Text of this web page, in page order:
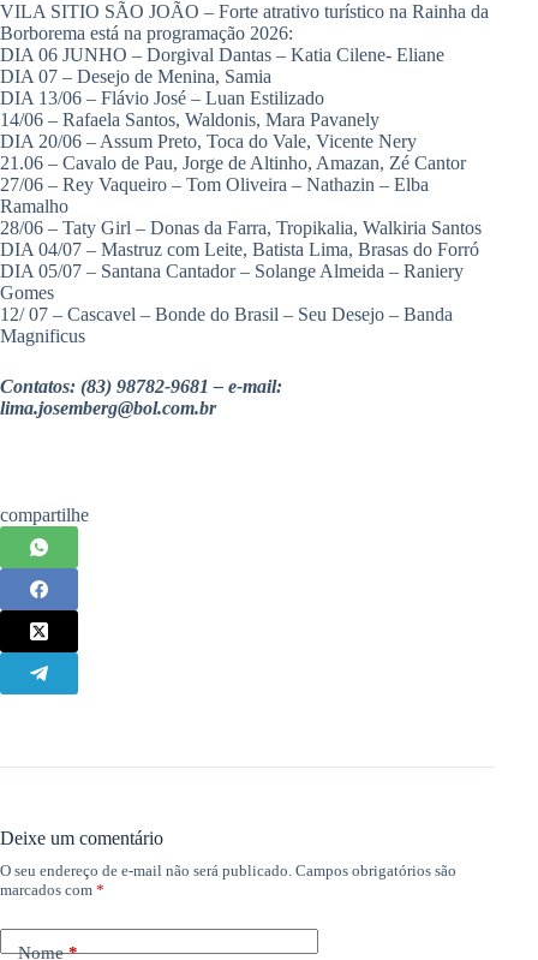
VILA SITIO SÃO JOÃO – Forte atrativo turístico na Rainha da
Borborema está na programação 2026:
DIA 06 JUNHO – Dorgival Dantas – Katia Cilene- Eliane
DIA 07 – Desejo de Menina, Samia
DIA 13/06 – Flávio José – Luan Estilizado
14/06 – Rafaela Santos, Waldonis, Mara Pavanely
DIA 20/06 – Assum Preto, Toca do Vale, Vicente Nery
21.06 – Cavalo de Pau, Jorge de Altinho, Amazan, Zé Cantor
27/06 – Rey Vaqueiro – Tom Oliveira – Nathazin – Elba
Ramalho
28/06 – Taty Girl – Donas da Farra, Tropikalia, Walkiria Santos
DIA 04/07 – Mastruz com Leite, Batista Lima, Brasas do Forró
DIA 05/07 – Santana Cantador – Solange Almeida – Raniery
Gomes
12/ 07 – Cascavel – Bonde do Brasil – Seu Desejo – Banda
Magnificus
Contatos: (83) 98782-9681 – e-mail:
lima.josemberg@bol.com.br
compartilhe
Deixe um comentário
O seu endereço de e-mail não será publicado. Campos obrigatórios são
marcados com *
Nome*